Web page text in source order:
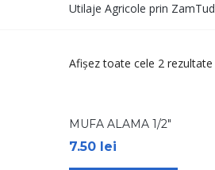
Utilaje Agricole prin
Afișez toate cele 2 rezultate
MUFA ALAMA 1/2″
7.50 lei